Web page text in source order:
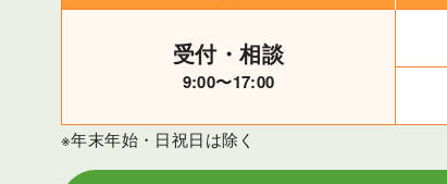
受付・相談
9:00〜17:00
※年末年始・日祝日は除く